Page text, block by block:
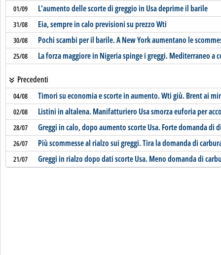
01/09 L'aumento delle scorte di greggio in Usa deprime il barile
31/08 Eia, sempre in calo previsioni su prezzo Wti
30/08 Pochi scambi per il barile. A New York aumentano le
25/08 La forza maggiore in Nigeria spinge i greggi. Mediterraneo a
Precedenti
04/08 Timori su economia e scorte in aumento. Wti giù. Brent ai
02/08 Listini in altalena. Manifatturiero Usa smorza euforia per
28/07 Greggi in calo, dopo aumento scorte Usa. Forte domanda di
26/07 Più scommesse al rialzo sui greggi. Tira la domanda di
21/07 Greggi in rialzo dopo dati scorte Usa. Meno domanda di